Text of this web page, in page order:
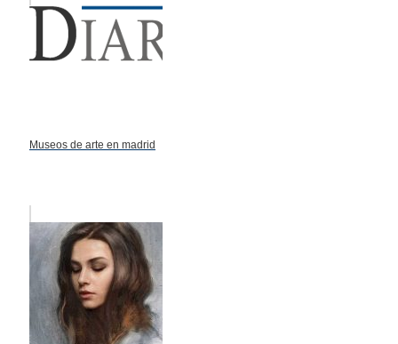
Museos de arte en madrid